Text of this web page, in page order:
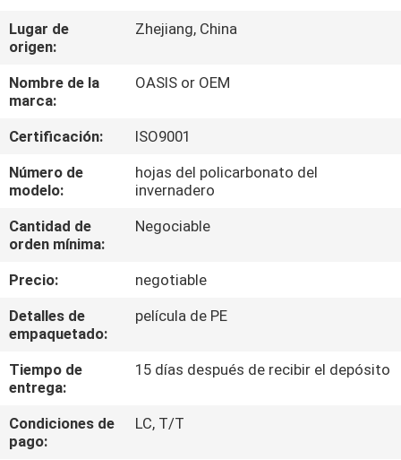
NOSOTROS
VIAJE
DE
LA
FÁBRICA
CONTROL
CALIDAD
ÉNTRENOS
EN
CONTACTO
CON
Lugar de
origen:
Zhejiang, China
Nombre de la
marca:
OASIS or OEM
Certificación:
ISO9001
Número de
modelo:
hojas del policarbonato del
invernadero
Cantidad de
orden mínima:
Negociable
Precio:
negotiable
Detalles de
empaquetado:
película de PE
Tiempo de
entrega:
15 días después de recibir el depósito
Condiciones de
pago:
LC, T/T